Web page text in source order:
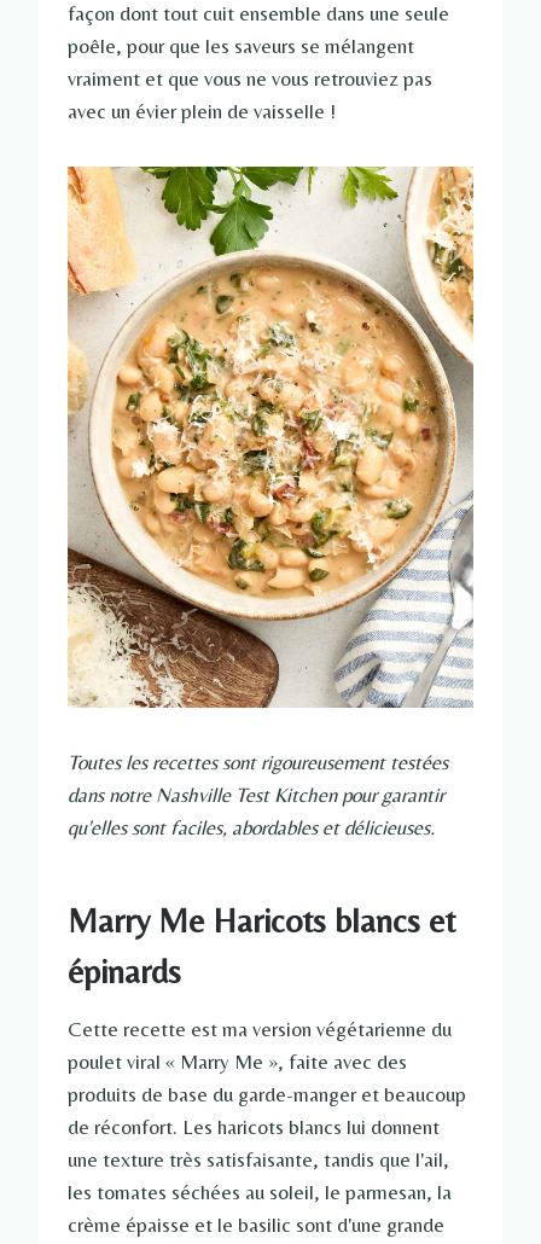
façon dont tout cuit ensemble dans une seule
poêle, pour que les saveurs se mélangent
vraiment et que vous ne vous retrouviez pas
avec un évier plein de vaisselle !
Toutes les recettes sont rigoureusement testées
dans notre Nashville Test Kitchen pour garantir
qu'elles sont faciles, abordables et délicieuses.
Marry Me Haricots blancs et
épinards
Cette recette est ma version végétarienne du
poulet viral « Marry Me », faite avec des
produits de base du garde-manger et beaucoup
de réconfort. Les haricots blancs lui donnent
une texture très satisfaisante, tandis que l'ail,
les tomates séchées au soleil, le parmesan, la
crème épaisse et le basilic sont d'une grande